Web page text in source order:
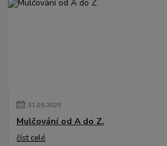
31.05.2025
Mulčování od A do Z.
číst celé